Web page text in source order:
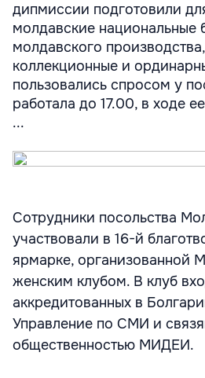
дипмиссии подготовили
молдавские национальные
молдавского
коллекционные и
пользовались спросом у
работала до 17.00, в ходе
...
Сотрудники посольства
участвовали в 16-й
ярмарке, организованной
женским клубом. В клуб
аккредитованных в
Управление по СМИ и
общественностью МИДЕИ.